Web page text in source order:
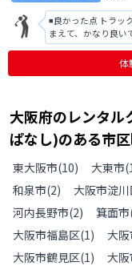
◾️良かった点 トラ
まえて、かなり良いです。 一番嬉しかったのが、ワンポイ
自分ではどうしよう
すぐに改善できた。 ◾️改善点 しかし、利用して思ったのが人工マットの交
体
大阪府のレンタル
ぱなし)のある市
東大阪市(10) 大東市(
和泉市(2) 大阪市淀
河内長野市(2) 箕面市
大阪市福島区(1) 大
大阪市鶴見区(1) 大